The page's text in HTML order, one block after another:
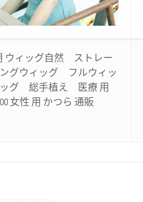
ウィッグ自然 ストレー
グウィッグ フルウィッ
グ 総手植え 医療 用
女性 用 かつら 通販